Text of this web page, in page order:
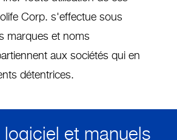
Corp. s'effectue sous
marques et noms
aux sociétés qui en
détentrices.
et manuels